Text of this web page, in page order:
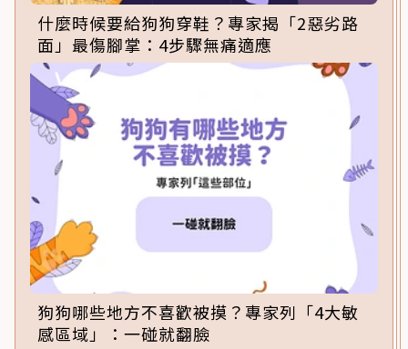
什麼時候要給狗狗穿鞋？專家揭「2惡劣路
面」最傷腳掌：4步驟無痛適應
狗狗哪些地方不喜歡被摸？專家列「4大敏
感區域」：一碰就翻臉